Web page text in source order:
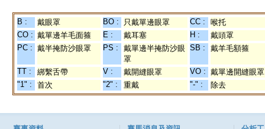
B : 戴眼罩 BO : 只戴單邊眼罩 CC :
喉托
CO : 戴單邊羊毛面箍 E : 戴耳塞 H :
戴頭罩
PC : 戴半掩防沙眼罩 PS :
戴單邊半掩防沙眼
罩
SB : 戴羊毛額箍
TT : 綁繫舌帶 V : 戴開縫眼罩 VO : 戴單邊開縫眼罩
"1" :
首次 "2" : 重戴 "-" : 除去